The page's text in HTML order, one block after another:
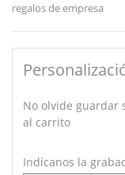
regalos de empresa
No olvide guardar
al carrito
Indícanos la